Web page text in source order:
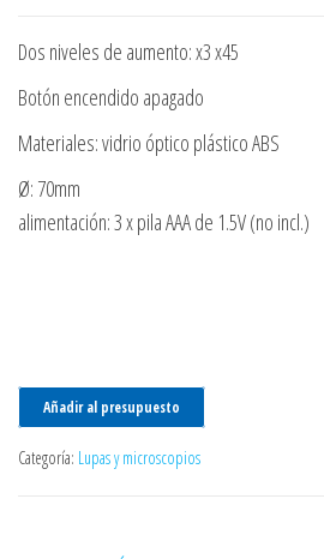
Dos niveles de aumento: x3 x45
Botón encendido apagado
Materiales: vidrio óptico plástico ABS
Ø: 70mm
alimentación: 3 x pila AAA de 1.5V (no incl.)
Añadir al presupuesto
Categoría: Lupas y microscopios